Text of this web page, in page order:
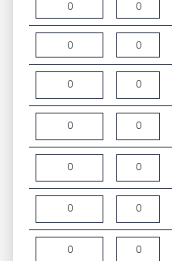
0
0
0
0
0
0
0
0
0
0
0
0
0
0